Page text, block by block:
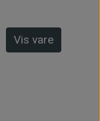
Vis vare